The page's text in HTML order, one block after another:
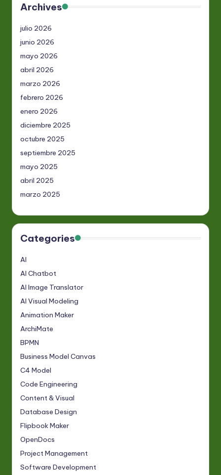
Archives
julio 2026
junio 2026
mayo 2026
abril 2026
marzo 2026
febrero 2026
enero 2026
diciembre 2025
octubre 2025
septiembre 2025
mayo 2025
abril 2025
marzo 2025
Categories
AI
AI Chatbot
AI Image Translator
AI Visual Modeling
Animation Maker
ArchiMate
BPMN
Business Model Canvas
C4 Model
Code Engineering
Content & Visual
Database Design
Flipbook Maker
OpenDocs
Project Management
Software Development